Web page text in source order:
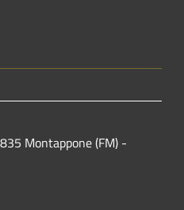
Montappone (FM) -